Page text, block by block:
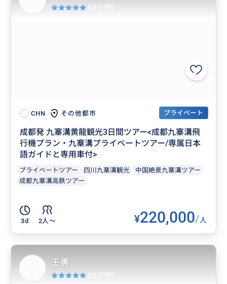
CHN その他都市 プライベート
成都発 九寨溝黄龍観光3日間ツアー<成都九寨溝飛
行機プラン・九寨溝プライベートツアー/専属日本
語ガイドと専用車付>
プライベートツアー 四川九寨溝観光
中国絶景九寨溝ツアー
成都九寨溝高鉄ツアー
3d 2人〜 ¥220,000/人
5.0 (34件)
王勇
5.0 (34件)